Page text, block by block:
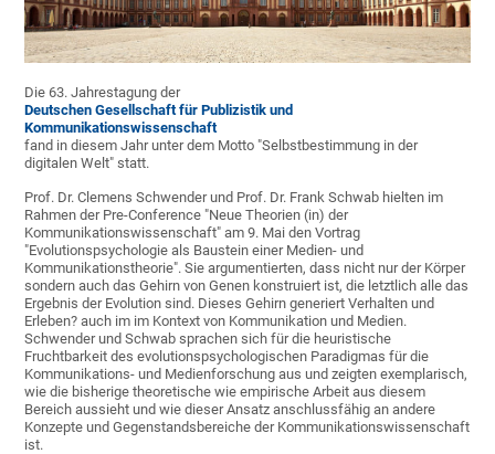
Die 63. Jahrestagung der
Deutschen Gesellschaft für Publizistik und
Kommunikationswissenschaft
fand in diesem Jahr unter dem Motto "Selbstbestimmung in der
digitalen Welt" statt.
Prof. Dr. Clemens Schwender und Prof. Dr. Frank Schwab hielten im
Rahmen der Pre-Conference "Neue Theorien (in) der
Kommunikationswissenschaft" am 9. Mai den Vortrag
"Evolutionspsychologie als Baustein einer Medien- und
Kommunikationstheorie". Sie argumentierten, dass nicht nur der Körper
sondern auch das Gehirn von Genen konstruiert ist, die letztlich alle das
Ergebnis der Evolution sind. Dieses Gehirn generiert Verhalten und
Erleben? auch im im Kontext von Kommunikation und Medien.
Schwender und Schwab sprachen sich für die heuristische
Fruchtbarkeit des evolutionspsychologischen Paradigmas für die
Kommunikations- und Medienforschung aus und zeigten exemplarisch,
wie die bisherige theoretische wie empirische Arbeit aus diesem
Bereich aussieht und wie dieser Ansatz anschlussfähig an andere
Konzepte und Gegenstandsbereiche der Kommunikationswissenschaft
ist.